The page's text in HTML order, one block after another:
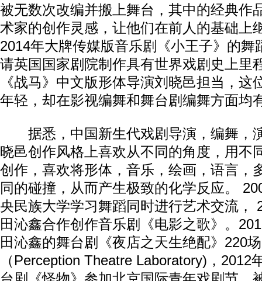
被无数次改编并搬上舞台，其中的经典作
术家的创作灵感，让他们在前人的基础上
2014年大牌传媒版音乐剧《小王子》的舞
请英国国家剧院制作具有世界戏剧史上里
《战马》中文版形体导演刘晓邑担当，这
年轻，却在影视编舞和舞台剧编舞方面均
据悉，中国新生代戏剧导演，编舞，
晓邑创作风格上喜欢从不同的角度，用不
创作，喜欢将形体，音乐，绘画，语言，
同的碰撞，从而产生极致的化学反应。
央民族大学学习舞蹈同时进行艺术交流，
田沁鑫合作创作音乐剧《电影之歌》。
田沁鑫的舞台剧《夜店之天生绝配》220
（Perception Theatre Laboratory)，2012